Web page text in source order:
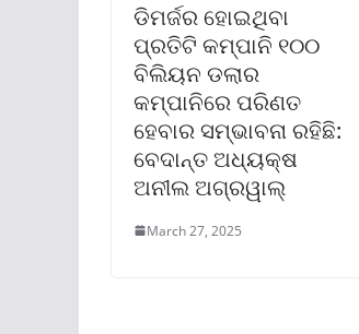
ଡିମର୍ଜର ହୋଇଥିବା
ପ୍ରତିଟି କମ୍ପାନି ୧୦୦
ବିଲିୟନ ଡଲାର
କମ୍ପାନିରେ ପରିଣତ
ହେବାର ସମ୍ଭାବନା ରହିଛି:
ବେଦାନ୍ତ ଅଧ୍ୟକ୍ଷ
ଅନୀଲ ଅଗ୍ରୱାଲ୍‌
March 27, 2025